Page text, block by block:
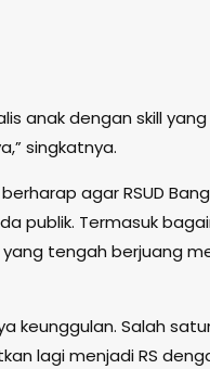
anak dengan skill
singkatnya.
agar RSUD
publik. Termasuk
tengah berjuang
keunggulan. Salah
lagi menjadi RS